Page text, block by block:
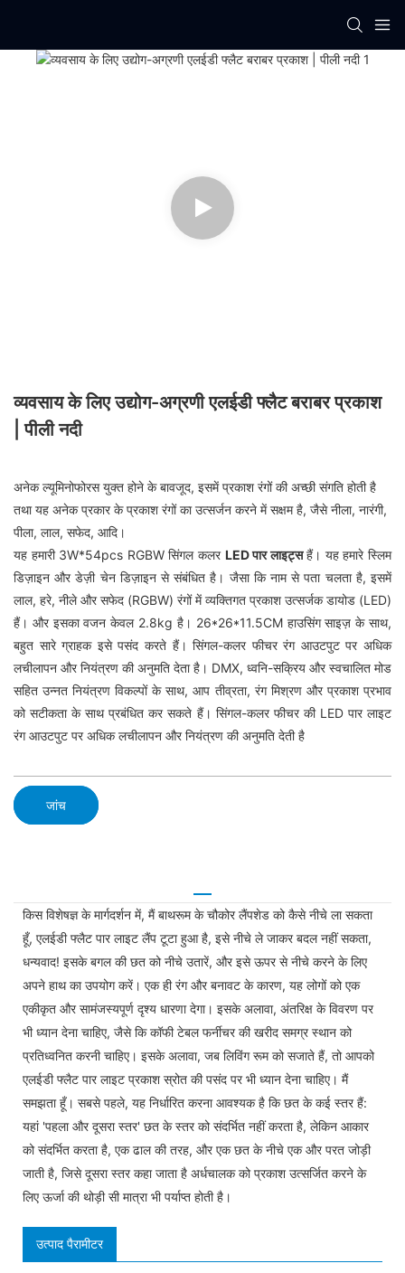
व्यवसाय के लिए उद्योग-अग्रणी एलईडी फ्लैट बराबर प्रकाश
| पीली नदी
अनेक ल्यूमिनोफोरस युक्त होने के बावजूद, इसमें प्रकाश रंगों की अच्छी संगति होती है
तथा यह अनेक प्रकार के प्रकाश रंगों का उत्सर्जन करने में सक्षम है, जैसे नीला, नारंगी,
पीला, लाल, सफेद, आदि।
यह हमारी 3W*54pcs RGBW सिंगल कलर LED पार लाइट्सहैं। यह हमारे स्लिम
डिज़ाइन और डेज़ी चेन डिज़ाइन से संबंधित है। जैसा कि नाम से पता चलता है, इसमें
लाल, हरे, नीले और सफेद (RGBW) रंगों में व्यक्तिगत प्रकाश उत्सर्जक डायोड (LED)
हैं। और इसका वजन केवल 2.8kg है। 26*26*11.5CM हाउसिंग साइज़ के साथ,
बहुत सारे ग्राहक इसे पसंद करते हैं। सिंगल-कलर फीचर रंग आउटपुट पर अधिक
लचीलापन और नियंत्रण की अनुमति देता है। DMX, ध्वनि-सक्रिय और स्वचालित मोड
सहित उन्नत नियंत्रण विकल्पों के साथ, आप तीव्रता, रंग मिश्रण और प्रकाश प्रभाव
को सटीकता के साथ प्रबंधित कर सकते हैं। सिंगल-कलर फीचर की LED पार लाइट
रंग आउटपुट पर अधिक लचीलापन और नियंत्रण की अनुमति देती है
जांच
किस विशेषज्ञ के मार्गदर्शन में, मैं बाथरूम के चौकोर लैंपशेड को कैसे नीचे ला सकता
हूँ, एलईडी फ्लैट पार लाइट लैंप टूटा हुआ है, इसे नीचे ले जाकर बदल नहीं सकता,
धन्यवाद! इसके बगल की छत को नीचे उतारें, और इसे ऊपर से नीचे करने के लिए
अपने हाथ का उपयोग करें। एक ही रंग और बनावट के कारण, यह लोगों को एक
एकीकृत और सामंजस्यपूर्ण दृश्य धारणा देगा। इसके अलावा, अंतरिक्ष के विवरण पर
भी ध्यान देना चाहिए, जैसे कि कॉफी टेबल फर्नीचर की खरीद समग्र स्थान को
प्रतिध्वनित करनी चाहिए। इसके अलावा, जब लिविंग रूम को सजाते हैं, तो आपको
एलईडी फ्लैट पार लाइट प्रकाश स्रोत की पसंद पर भी ध्यान देना चाहिए। मैं
समझता हूँ। सबसे पहले, यह निर्धारित करना आवश्यक है कि छत के कई स्तर हैं:
यहां 'पहला और दूसरा स्तर' छत के स्तर को संदर्भित नहीं करता है, लेकिन आकार
को संदर्भित करता है, एक ढाल की तरह, और एक छत के नीचे एक और परत जोड़ी
जाती है, जिसे दूसरा स्तर कहा जाता है अर्धचालक को प्रकाश उत्सर्जित करने के
लिए ऊर्जा की थोड़ी सी मात्रा भी पर्याप्त होती है।
उत्पाद पैरामीटर